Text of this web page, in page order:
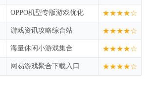
OPPO机型专版游戏优化 ★★★★☆
游戏资讯攻略综合站 ★★★★☆
海量休闲小游戏集合 ★★★★☆
网易游戏聚合下载入口 ★★★★☆